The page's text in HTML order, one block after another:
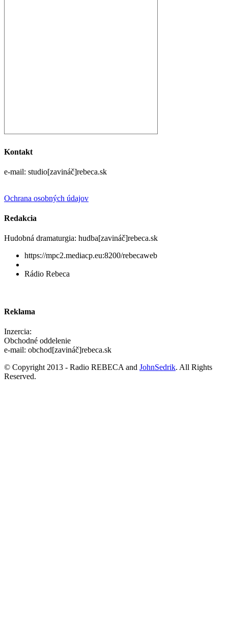
Kontakt
e-mail: studio[zavináč]rebeca.sk
Ochrana osobných údajov
Redakcia
Hudobná dramaturgia: hudba[zavináč]rebeca.sk
https://mpc2.mediacp.eu:8200/rebecaweb
Rádio Rebeca
Reklama
Inzercia:
Obchodné oddelenie
e-mail: obchod[zavináč]rebeca.sk
© Copyright 2013 - Radio REBECA and JohnSedrik. All Rights
Reserved.